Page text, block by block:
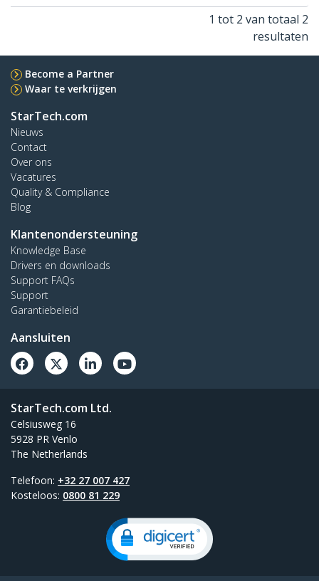
1 tot 2 van totaal 2
resultaten
Become a Partner
Waar te verkrijgen
StarTech.com
Nieuws
Contact
Over ons
Vacatures
Quality & Compliance
Blog
Klantenondersteuning
Knowledge Base
Drivers en downloads
Support FAQs
Support
Garantiebeleid
Aansluiten
StarTech.com Ltd.
Celsiusweg 16
5928 PR Venlo
The Netherlands
Telefoon: +32 27 007 427
Kosteloos: 0800 81 229